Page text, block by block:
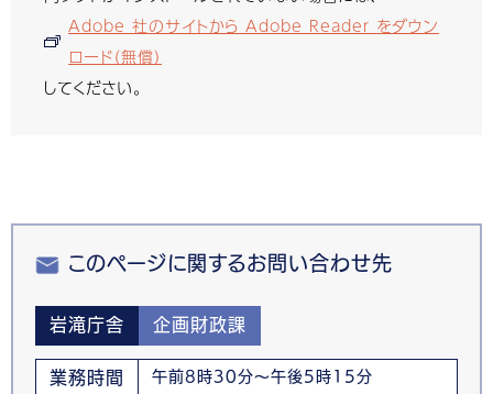
Adobe 社のサイトから Adobe Reader をダウン
ロード（無償）
してください。
このページに関するお問い合わせ先
岩滝庁舎 企画財政課
業務時間 午前8時30分～午後5時15分